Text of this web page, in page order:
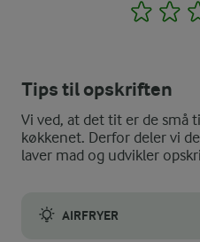
1 2
Tips til opskriften
Vi ved, at det tit er de små
køkkenet. Derfor deler vi
laver mad og udvikler
AIRFRYER